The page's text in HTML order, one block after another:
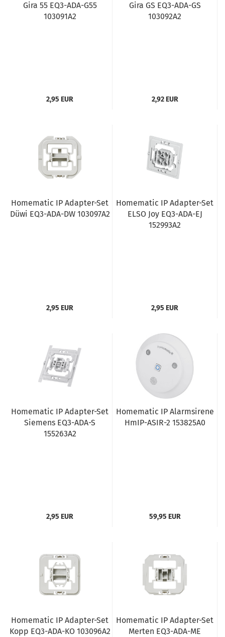
Gira 55 EQ3-ADA-G55
103091A2
2,95 EUR
Gira GS EQ3-ADA-GS
103092A2
2,92 EUR
Homematic IP Adapter-Set
Düwi EQ3-ADA-DW 103097A2
2,95 EUR
Homematic IP Adapter-Set
ELSO Joy EQ3-ADA-EJ
152993A2
2,95 EUR
Homematic IP Adapter-Set
Siemens EQ3-ADA-S
155263A2
2,95 EUR
Homematic IP Alarmsirene
HmIP-ASIR-2 153825A0
59,95 EUR
Homematic IP Adapter-Set
Kopp EQ3-ADA-KO 103096A2
Homematic IP Adapter-Set
Merten EQ3-ADA-ME